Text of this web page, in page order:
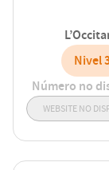
Nivel
Número no
WEBSITE NO